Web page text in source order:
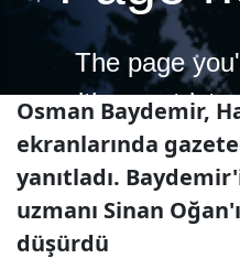
Osman Baydemir,
ekranlarında
yanıtladı.
uzmanı Sinan
düşürdü